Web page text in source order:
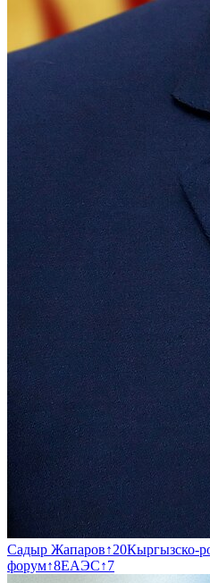
Садыр Жапаров↑20Кыргызско-
форум↑8ЕАЭС↑7